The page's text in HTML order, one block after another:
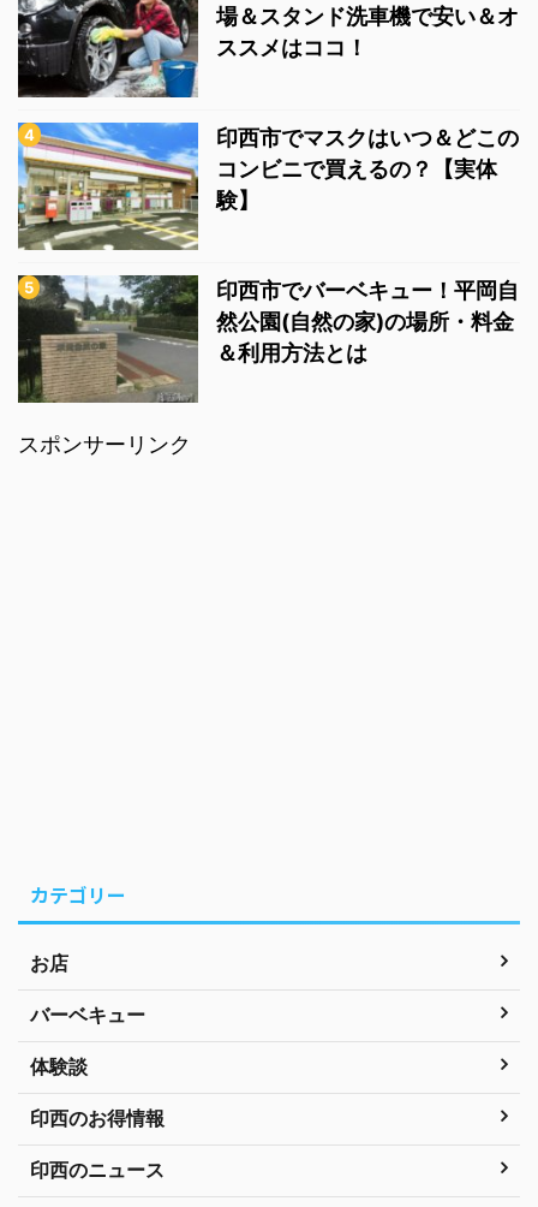
場＆スタンド洗車機で安い＆オ
ススメはココ！
印西市でマスクはいつ＆どこの
コンビニで買えるの？【実体
験】
印西市でバーベキュー！平岡自
然公園(自然の家)の場所・料金
＆利用方法とは
スポンサーリンク
カテゴリー
お店
バーベキュー
体験談
印西のお得情報
印西のニュース